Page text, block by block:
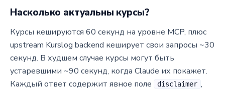
Насколько актуальны курсы?
Курсы кешируются 60 секунд на уровне MCP, плюс
upstream Kurslog backend кеширует свои запросы ~30
секунд. В худшем случае курсы могут быть
устаревшими ~90 секунд, когда Claude их покажет.
Каждый ответ содержит явное поле
disclaimer ,